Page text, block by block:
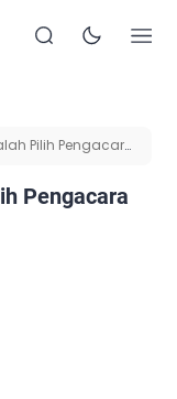
Pilih Pengacara
Pengacara